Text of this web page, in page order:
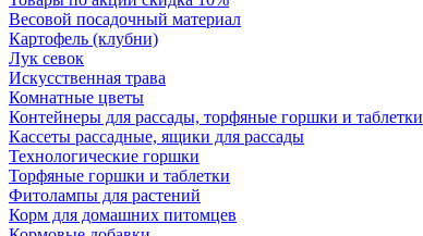
Весовой посадочный материал
Картофель (клубни)
Лук севок
Искусственная трава
Комнатные цветы
Контейнеры для рассады, торфяные горшки и таблетки
Кассеты рассадные, ящики для рассады
Технологические горшки
Торфяные горшки и таблетки
Фитолампы для растений
Корм для домашних питомцев